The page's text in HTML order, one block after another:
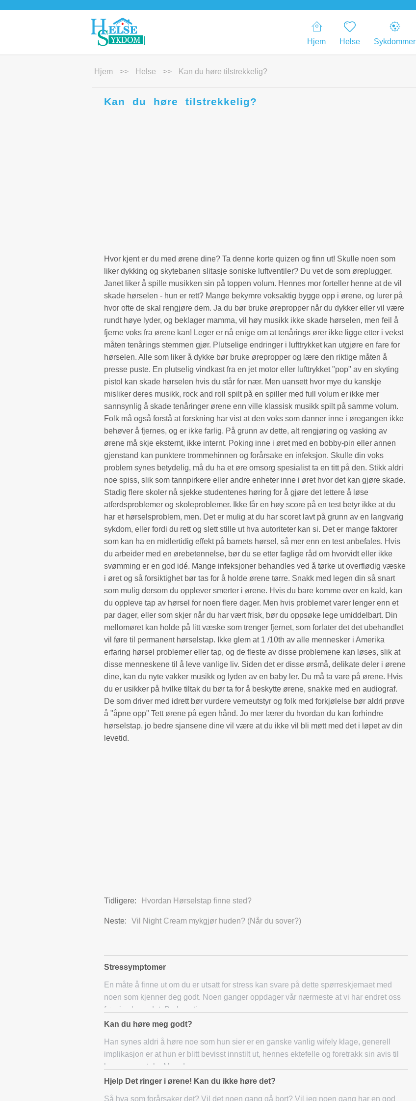
Hjem Helse Sykdommer
Hjem >> Helse >> Kan du høre tilstrekkelig?
Kan du høre tilstrekkelig?
Hvor kjent er du med ørene dine? Ta denne korte quizen og finn ut! Skulle noen som
liker dykking og skytebanen slitasje soniske luftventiler? Du vet de som øreplugger.
Janet liker å spille musikken sin på toppen volum. Hennes mor forteller henne at de vil
skade hørselen - hun er rett? Mange bekymre voksaktig bygge opp i ørene, og lurer på
hvor ofte de skal rengjøre dem. Ja du bør bruke ørepropper når du dykker eller vil være
rundt høye lyder, og beklager mamma, vil høy musikk ikke skade hørselen, men feil å
fjerne voks fra ørene kan! Leger er nå enige om at tenårings ører ikke ligge etter i vekst
måten tenårings stemmen gjør. Plutselige endringer i lufttrykket kan utgjøre en fare for
hørselen. Alle som liker å dykke bør bruke ørepropper og lære den riktige måten å
presse puste. En plutselig vindkast fra en jet motor eller lufttrykket "pop" av en skyting
pistol kan skade hørselen hvis du står for nær. Men uansett hvor mye du kanskje
misliker deres musikk, rock and roll spilt på en spiller med full volum er ikke mer
sannsynlig å skade tenåringer ørene enn ville klassisk musikk spilt på samme volum.
Folk må også forstå at forskning har vist at den voks som danner inne i øregangen ikke
behøver å fjernes, og er ikke farlig. På grunn av dette, alt rengjøring og vasking av
ørene må skje eksternt, ikke internt. Poking inne i øret med en bobby-pin eller annen
gjenstand kan punktere trommehinnen og forårsake en infeksjon. Skulle din voks
problem synes betydelig, må du ha et øre omsorg spesialist ta en titt på den. Stikk aldri
noe spiss, slik som tannpirkere eller andre enheter inne i øret hvor det kan gjøre skade.
Stadig flere skoler nå sjekke studentenes høring for å gjøre det lettere å løse
atferdsproblemer og skoleproblemer. Ikke får en høy score på en test betyr ikke at du
har et hørselsproblem, men. Det er mulig at du har scoret lavt på grunn av en langvarig
sykdom, eller fordi du rett og slett stille ut hva autoriteter kan si. Det er mange faktorer
som kan ha en midlertidig effekt på barnets hørsel, så mer enn en test anbefales. Hvis
du arbeider med en ørebetennelse, bør du se etter faglige råd om hvorvidt eller ikke
svømming er en god idé. Mange infeksjoner behandles ved å tørke ut overflødig væske
i øret og så forsiktighet bør tas for å holde ørene tørre. Snakk med legen din så snart
som mulig dersom du opplever smerter i ørene. Hvis du bare komme over en kald, kan
du oppleve tap av hørsel for noen flere dager. Men hvis problemet varer lenger enn et
par dager, eller som skjer når du har vært frisk, bør du oppsøke lege umiddelbart. Din
mellomøret kan holde på litt væske som trenger fjernet, som forlater det det ubehandlet
vil føre til permanent hørselstap. Ikke glem at 1 /10th av alle mennesker i Amerika
erfaring hørsel problemer eller tap, og de fleste av disse problemene kan løses, slik at
disse menneskene til å leve vanlige liv. Siden det er disse ørsmå, delikate deler i ørene
dine, kan du nyte vakker musikk og lyden av en baby ler. Du må ta vare på ørene. Hvis
du er usikker på hvilke tiltak du bør ta for å beskytte ørene, snakke med en audiograf.
De som driver med idrett bør vurdere verneutstyr og folk med forkjølelse bør aldri prøve
å "åpne opp" Tett ørene på egen hånd. Jo mer lærer du hvordan du kan forhindre
hørselstap, jo bedre sjansene dine vil være at du ikke vil bli møtt med det i løpet av din
levetid.
Tidligere: Hvordan Hørselstap finne sted?
Neste: Vil Night Cream mykgjør huden? (Når du sover?)
Stressymptomer
En måte å finne ut om du er utsatt for stress kan svare på dette spørreskjemaet med
noen som kjenner deg godt. Noen ganger oppdager vår nærmeste at vi har endret oss
før vi selv se det. Bruk en times
Kan du høre meg godt?
Han synes aldri å høre noe som hun sier er en ganske vanlig wifely klage, generell
implikasjon er at hun er blitt bevisst innstilt ut, hennes ektefelle og foretrakk sin avis til
hennes samtale. Men da
Hjelp Det ringer i ørene! Kan du ikke høre det?
Så hva som forårsaker det? Vil det noen gang gå bort? Vil jeg noen gang har en god